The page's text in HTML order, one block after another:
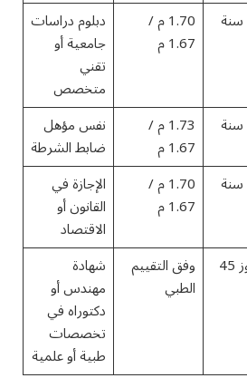
1.70 م /
1.67 م
دبلوم دراسات
جامعية أو
تقني
متخصص
1.73 م /
1.67 م
نفس مؤهل
ضابط الشرطة
1.70 م /
1.67 م
الإجازة في
القانون أو
الاقتصاد
لا يتجاوز 45 وفق التقييم
الطبي
شهادة
مهندس أو
دكتوراه في
تخصصات
طبية أو علمية